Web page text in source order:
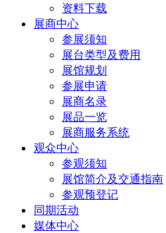
资料下载
展商中心
参展须知
展台类型及费用
展馆规划
参展申请
展商名录
展品一览
展商服务系统
观众中心
参观须知
展馆简介及交通指南
参观预登记
同期活动
媒体中心